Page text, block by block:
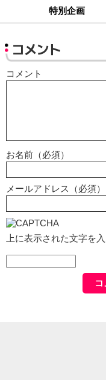
特別企画
コメント
コメント
お名前（必須）
メールアドレス（必須
上に表示された文字を